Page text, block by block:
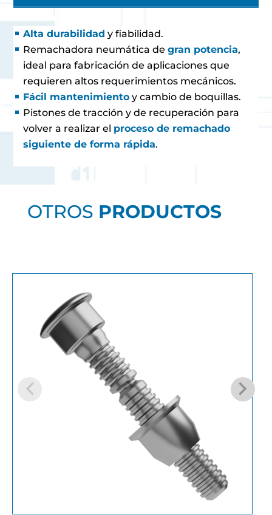
Alta durabilidad y fiabilidad.
Remachadora neumática degran potencia,
ideal para fabricación de aplicaciones que
requieren altos requerimientos mecánicos.
Fácil mantenimiento y cambio de boquillas.
Pistones de tracción y de recuperación para
volver a realizar el proceso de remachado
siguiente de forma rápida.
OTROS PRODUCTOS